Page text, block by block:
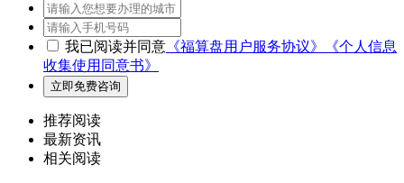
我已阅读并同意 《福算盘用户服务协议》
《个人信息
收集使用同意书》
推荐阅读
最新资讯
相关阅读